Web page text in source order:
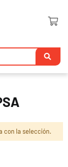
en
con la selección.